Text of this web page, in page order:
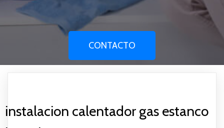
CONTACTO
instalacion calentador gas estanco